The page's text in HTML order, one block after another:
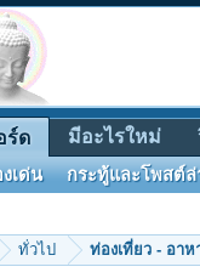
ทั่วไป ท่องเที่ยว - อาห
ร์ด
งเด่น กระทู้และโพสต์
มีอะไรใหม่